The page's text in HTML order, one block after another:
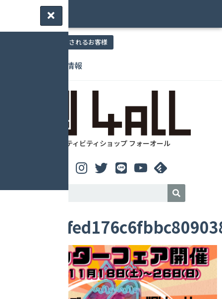
営業日 / 店舗情報
要予約 | ご来店されるお客様
アウティビティショップ フォーオール